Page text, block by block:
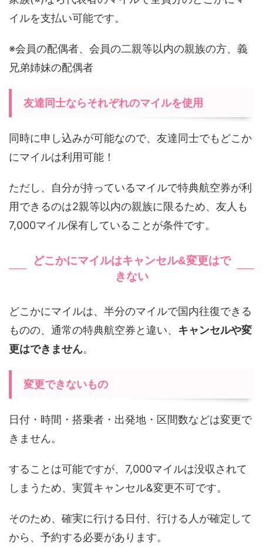
イルを支払い可能です。
※会員の配偶者、会員の二親等以内の親族の方、義
兄弟姉妹の配偶者
友達同士ならそれぞれのマイルを使用
同時に申し込みが可能なので、友達同士でもどこか
にマイルは利用可能！
ただし、自分が持っているマイルで特典航空券が利
用できるのは2親等以内の親族に限るため、友人も
7,000マイル保有していることが条件です。
どこかにマイルはキャンセル&変更はで
きない
どこかにマイルは、半分のマイルで国内往復できる
ものの、通常の特典航空券と違い、 キャンセルや変
更はできません。
変更できないもの
日付・時間・搭乗者・出発地・区間数などは変更で
きません。
することは可能ですが、7,000マイルは没収されて
しまうため、実質キャンセル&変更不可です。
そのため、確実に行ける日付、行ける人が確定して
から、予約する必要があります。